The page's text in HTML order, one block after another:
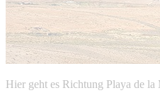
Hier geht es Richtung Playa de